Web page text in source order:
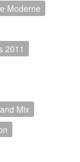
Moderne
2011
Mix